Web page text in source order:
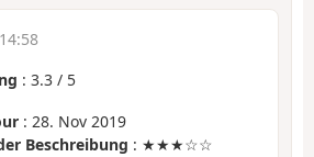
: 3.3 / 5
: 28. Nov 2019
Beschreibung : ★★★☆☆